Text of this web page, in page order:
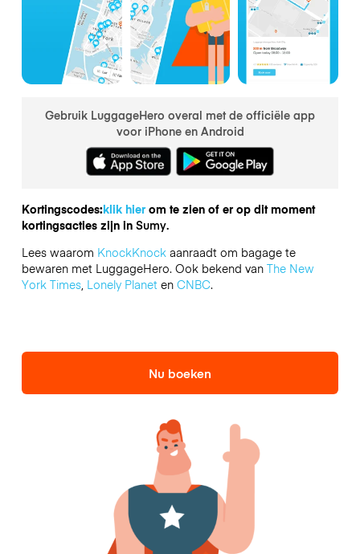
Gebruik LuggageHero overal met de officiële app
voor iPhone en Android
Kortingscodes:klik hierom te zien of er op dit moment
kortingsacties zijn in Sumy.
Lees waarom KnockKnockaanraadt om bagage te
bewaren met LuggageHero. Ook bekend van The New
York Times, Lonely Planeten CNBC.
Nu boeken